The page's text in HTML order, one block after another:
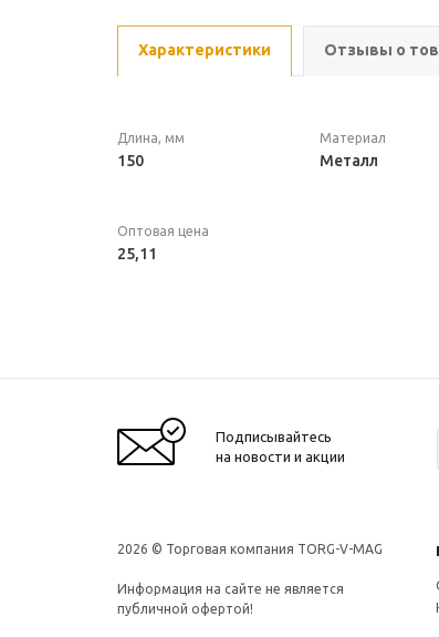
Характеристики Отзывы о
Длина, мм
150
Материал
Металл
Оптовая цена
25,11
Подписывайтесь
на новости и акции
2026 © Торговая компания TORG-V-MAG
Информация на сайте не является
публичной офертой!